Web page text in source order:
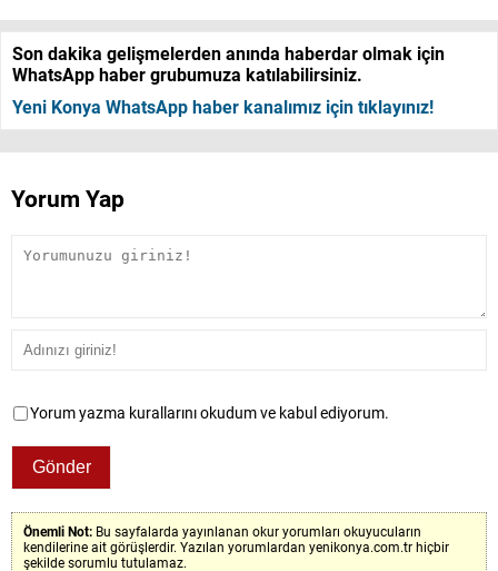
Son dakika gelişmelerden anında haberdar olmak için
WhatsApp haber grubumuza katılabilirsiniz.
Yeni Konya WhatsApp haber kanalımız için tıklayınız!
Yorum Yap
Yorum yazma kurallarını okudum ve kabul ediyorum.
Önemli Not: Bu sayfalarda yayınlanan okur yorumları okuyucuların
kendilerine ait görüşlerdir. Yazılan yorumlardan yenikonya.com.tr hiçbir
şekilde sorumlu tutulamaz.